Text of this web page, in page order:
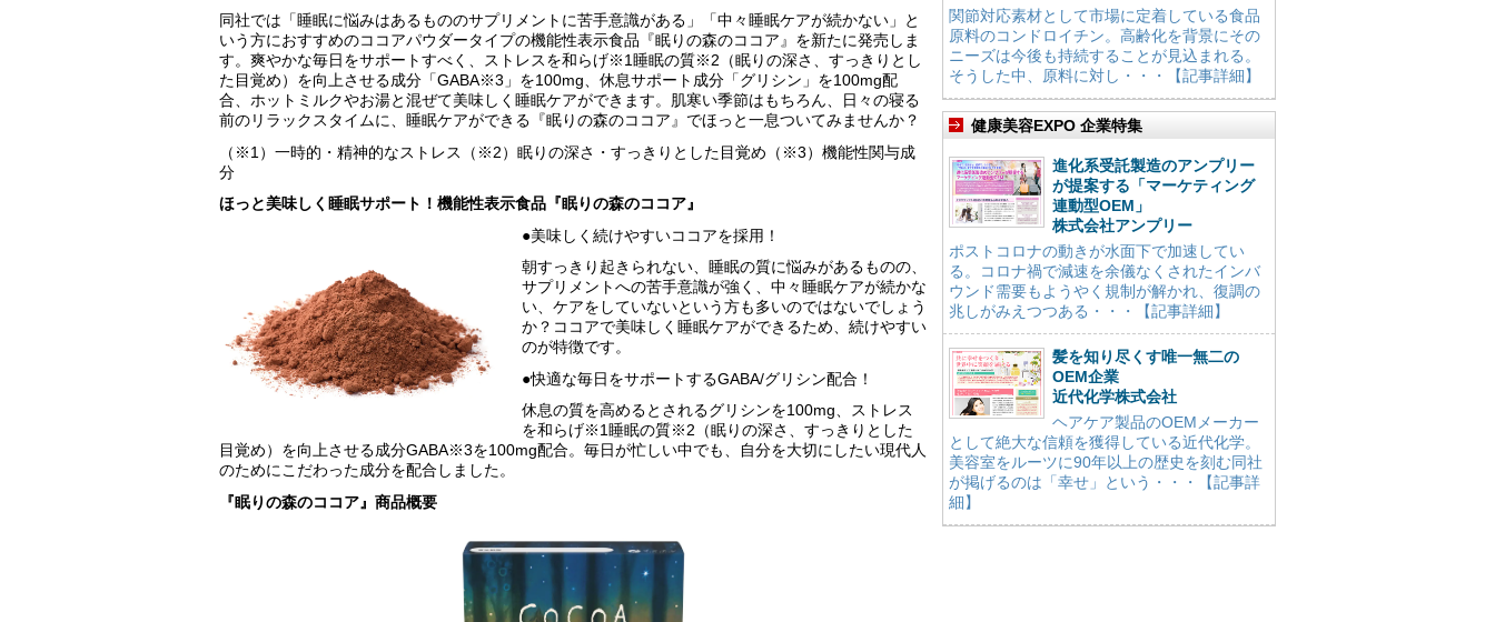
同社では「睡眠に悩みはあるもののサプリメントに苦手意識がある」「中々睡眠ケアが続かない」と
いう方におすすめのココアパウダータイプの機能性表示食品『眠りの森のココア』を新たに発売しま
す。爽やかな毎日をサポートすべく、ストレスを和らげ※1睡眠の質※2（眠りの深さ、すっきりとし
た目覚め）を向上させる成分「GABA※3」を100mg、休息サポート成分「グリシン」を100mg配
合、ホットミルクやお湯と混ぜて美味しく睡眠ケアができます。肌寒い季節はもちろん、日々の寝る
前のリラックスタイムに、睡眠ケアができる『眠りの森のココア』でほっと一息ついてみませんか？
（※1）一時的・精神的なストレス（※2）眠りの深さ・すっきりとした目覚め（※3）機能性関与成
分
ほっと美味しく睡眠サポート！機能性表示食品『眠りの森のココア』
●美味しく続けやすいココアを採用！
朝すっきり起きられない、睡眠の質に悩みがあるものの、
サプリメントへの苦手意識が強く、中々睡眠ケアが続かな
い、ケアをしていないという方も多いのではないでしょう
か？ココアで美味しく睡眠ケアができるため、続けやすい
のが特徴です。
●快適な毎日をサポートするGABA/グリシン配合！
休息の質を高めるとされるグリシンを100mg、ストレス
を和らげ※1睡眠の質※2（眠りの深さ、すっきりとした
目覚め）を向上させる成分GABA※3を100mg配合。毎日が忙しい中でも、自分を大切にしたい現代人
のためにこだわった成分を配合しました。
『眠りの森のココア』商品概要
関節対応素材として市場に定着している食品
原料のコンドロイチン。高齢化を背景にその
ニーズは今後も持続することが見込まれる。
そうした中、原料に対し・・・【記事詳細】
健康美容EXPO 企業特集
進化系受託製造のアンプリー
が提案する「マーケティング
連動型OEM」
株式会社アンプリー
ポストコロナの動きが水面下で加速してい
る。コロナ禍で減速を余儀なくされたインバ
ウンド需要もようやく規制が解かれ、復調の
兆しがみえつつある・・・【記事詳細】
髪を知り尽くす唯一無二の
OEM企業
近代化学株式会社
ヘアケア製品のOEMメーカー
として絶大な信頼を獲得している近代化学。
美容室をルーツに90年以上の歴史を刻む同社
が掲げるのは「幸せ」という・・・【記事詳
細】